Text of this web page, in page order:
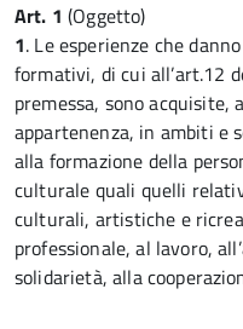
Art. 1 (Oggetto)
1. Le esperienze che
formativi, di cui all’art.12
premessa, sono acquisite,
appartenenza, in ambiti e
alla formazione della
culturale quali quelli
culturali, artistiche e
professionale, al lavoro,
solidarietà, alla